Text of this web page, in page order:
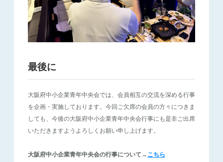
最後に
大阪府中小企業青年中央会では、会員相互の交流を深める行事
を企画・実施しております。今回ご欠席の会員の方々につきま
しても、今後の大阪府中小企業青年中央会行事にも是非ご出席
いただきますようよろしくお願い申し上げます。
大阪府中小企業青年中央会の行事について→ こちら